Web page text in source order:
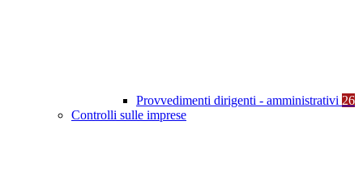
Provvedimenti dirigenti - amministrativi 26
Controlli sulle imprese